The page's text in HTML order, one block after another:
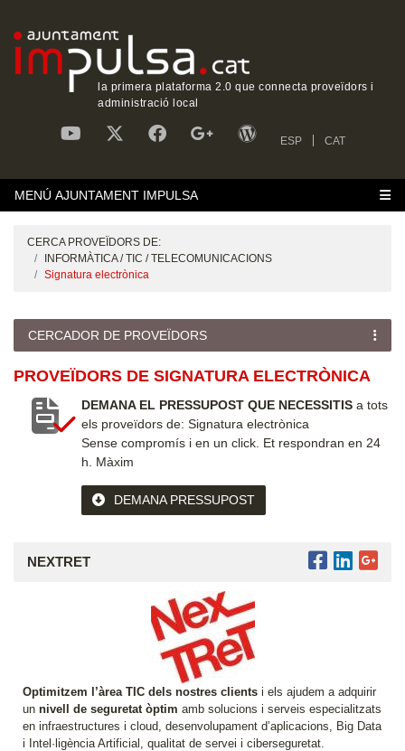
la primera plataforma 2.0 que connecta proveïdors i
administració local
ESP CAT
MENÚ AJUNTAMENT IMPULSA
CERCA PROVEÏDORS DE:
INFORMÀTICA / TIC / TELECOMUNICACIONS
Signatura electrònica
CERCADOR DE PROVEÏDORS
PROVEÏDORS DE SIGNATURA ELECTRÒNICA
DEMANA EL PRESSUPOST QUE NECESSITISa tots
els proveïdors de: Signatura electrònica
Sense compromís i en un click. Et respondran en 24
h. Màxim
DEMANA PRESSUPOST
NEXTRET
Optimitzem l’àrea TIC dels nostres clients i els ajudem a adquirir
un nivell de seguretat òptim amb solucions i serveis especialitzats
en infraestructures i cloud, desenvolupament d’aplicacions, Big Data
i Intel·ligència Artificial, qualitat de servei i ciberseguretat.